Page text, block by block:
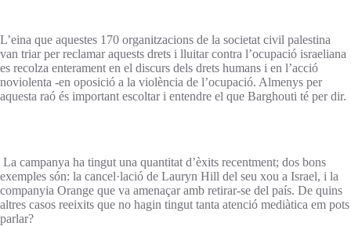
L’eina que aquestes 170 organitzacions de la societat civil palestina
van triar per reclamar aquests drets i lluitar contra l’ocupació israeliana
es recolza enterament en el discurs dels drets humans i en l’acció
noviolenta -en oposició a la violència de l’ocupació. Almenys per
aquesta raó és important escoltar i entendre el que Barghouti té per dir.
La campanya ha tingut una quantitat d’èxits recentment; dos bons
exemples són: la cancel·lació de Lauryn Hill del seu xou a Israel, i la
companyia Orange que va amenaçar amb retirar-se del país. De quins
altres casos reeixits que no hagin tingut tanta atenció mediàtica em pots
parlar?